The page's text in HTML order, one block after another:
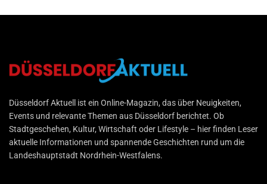
Düsseldorf Aktuell
Düsseldorf Aktuell ist ein Online-Magazin, das über Neuigkeiten,
Events und relevante Themen aus Düsseldorf berichtet. Ob
Stadtgeschehen, Kultur, Wirtschaft oder Lifestyle – hier finden Leser
aktuelle Informationen und spannende Geschichten rund um die
Landeshauptstadt Nordrhein-Westfalens.